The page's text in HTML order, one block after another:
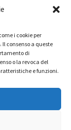
i cookie per
consenso a queste
di
o la revoca del
e funzioni.